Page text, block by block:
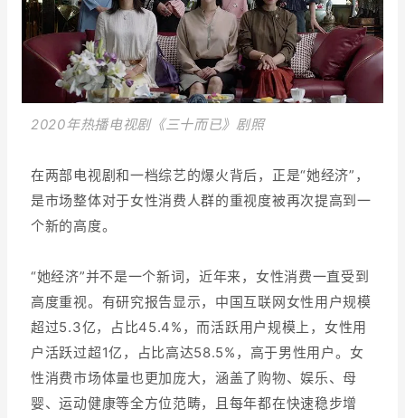
2020年热播电视剧《三十而已》剧照
在两部电视剧和一档综艺的爆火背后，正是“她经济”，
是市场整体对于女性消费人群的重视度被再次提高到一
个新的高度。
“她经济”并不是一个新词，近年来，女性消费一直受到
高度重视。有研究报告显示，中国互联网女性用户规模
超过5.3亿，占比45.4%，而活跃用户规模上，女性用
户活跃过超1亿，占比高达58.5%，高于男性用户。女
性消费市场体量也更加庞大，涵盖了购物、娱乐、母
婴、运动健康等全方位范畴，且每年都在快速稳步增